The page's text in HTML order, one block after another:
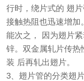
行时，绕片式的 翅
接触热阻也迅速增加
能次之， 因为翅片
锌。双金属轧片传热
装 后再轧出翅片。
3、翅片管的分类翅